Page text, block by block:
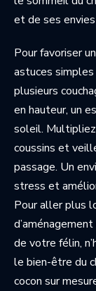
et de ses
Pour favoriser
astuces
plusieurs
en hauteur, un
soleil.
coussins et
passage. Un
stress et
Pour aller plus
de votre félin,
le bien-être du
cocon sur